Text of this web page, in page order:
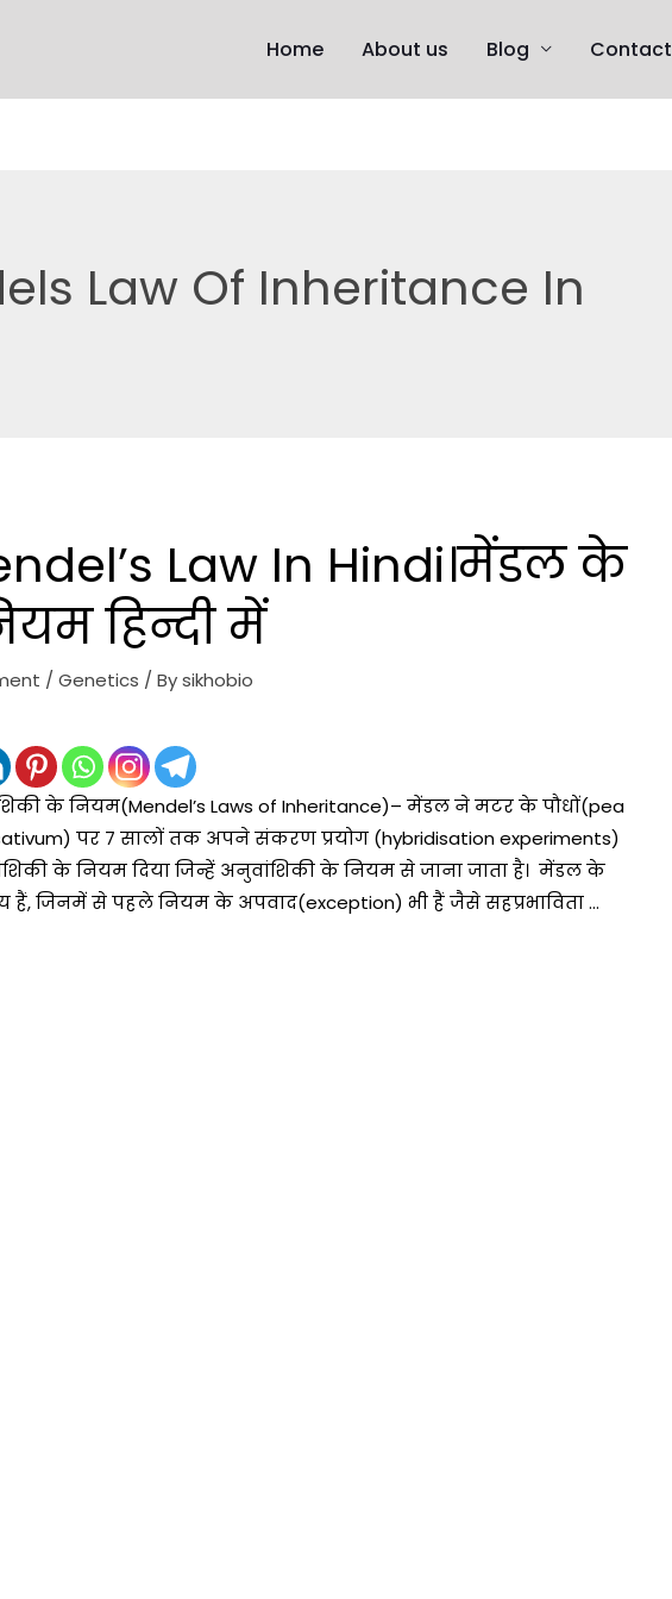
Home About us Blog Contact
Law Of Inheritance In
Law In Hindi।मेंडल के
हिन्दी में
/Genetics / Bysikhobio
के नियम(Mendel’s Laws of Inheritance)– मेंडल ने मटर के पौधों(pea
पर 7 सालों तक अपने संकरण प्रयोग (hybridisation experiments)
के नियम दिया जिन्हें अनुवांशिकी के नियम से जाना जाता है। मेंडल के
हैं, जिनमें से पहले नियम के अपवाद(exception) भी हैं जैसे सहप्रभाविता …